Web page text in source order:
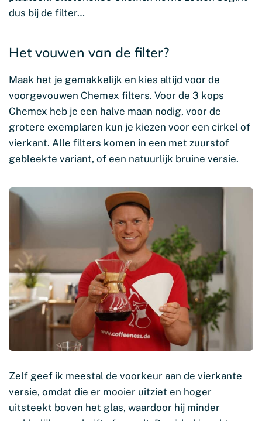
dus bij de filter…
Het vouwen van de filter?
Maak het je gemakkelijk en kies altijd voor de
voorgevouwen Chemex filters. Voor de 3 kops
Chemex heb je een halve maan nodig, voor de
grotere exemplaren kun je kiezen voor een cirkel of
vierkant. Alle filters komen in een met zuurstof
gebleekte variant, of een natuurlijk bruine versie.
Zelf geef ik meestal de voorkeur aan de vierkante
versie, omdat die er mooier uitziet en hoger
uitsteekt boven het glas, waardoor hij minder